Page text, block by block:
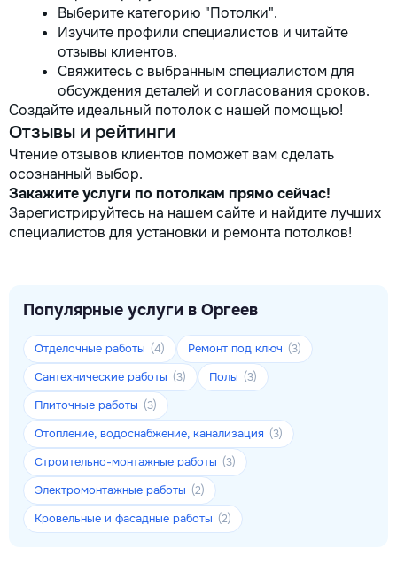
Выберите категорию "Потолки".
Изучите профили специалистов и читайте
отзывы клиентов.
Свяжитесь с выбранным специалистом для
обсуждения деталей и согласования сроков.
Создайте идеальный потолок с нашей помощью!
Отзывы и рейтинги
Чтение отзывов клиентов поможет вам сделать
осознанный выбор.
Закажите услуги по потолкам прямо сейчас!
Зарегистрируйтесь на нашем сайте и найдите лучших
специалистов для установки и ремонта потолков!
Популярные услуги в Оргеев
Отделочные работы (4) Ремонт под ключ (3)
Сантехнические работы (3) Полы (3)
Плиточные работы (3)
Отопление, водоснабжение, канализация (3)
Строительно-монтажные работы (3)
Электромонтажные работы (2)
Кровельные и фасадные работы (2)